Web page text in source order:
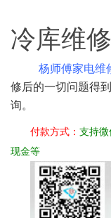
冷库维修
杨师傅家电维
修后的一切问题得
询。
付款方式 ： 支持
现金等